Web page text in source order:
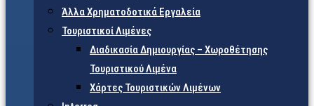
Άλλα Χρηματοδοτικά Εργαλεία
Τουριστικοί Λιμένες
Διαδικασία Δημιουργίας – Χωροθέτησης
Τουριστικού Λιμένα
Χάρτες Τουριστικών Λιμένων